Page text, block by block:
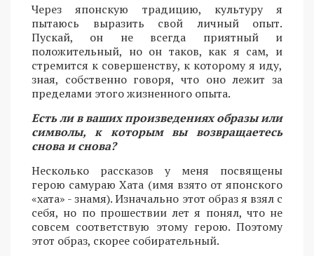
Через японскую традицию, культуру я
пытаюсь выразить свой личный опыт.
Пускай, он не всегда приятный и
положительный, но он таков, как я сам, и
стремится к совершенству, к которому я иду,
зная, собственно говоря, что оно лежит за
пределами этого жизненного опыта.
Есть ли в ваших произведениях образы или
символы, к которым вы возвращаетесь
снова и снова?
Несколько рассказов у меня посвящены
герою самураю Хата (имя взято от японского
«хата» - знамя). Изначально этот образ я взял с
себя, но по прошествии лет я понял, что не
совсем соответствую этому герою. Поэтому
этот образ, скорее собирательный.